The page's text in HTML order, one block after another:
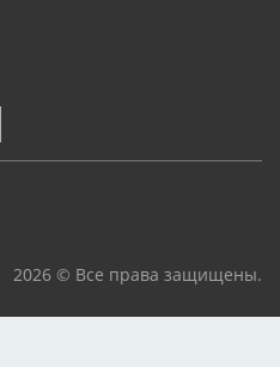
2026 © Все права защищены.